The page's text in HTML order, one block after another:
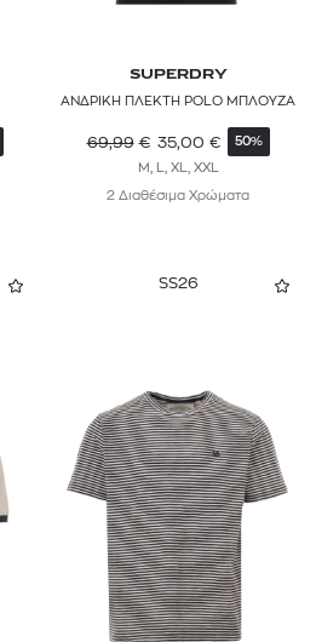
SUPERDRY
ΑΝΔΡΙΚΗ ΠΛΕΚΤΗ POLO ΜΠΛΟΥΖΑ
69,99 € 35,00 € 50%
M, L, XL, XXL
2 Διαθέσιμα Χρώματα
SS26